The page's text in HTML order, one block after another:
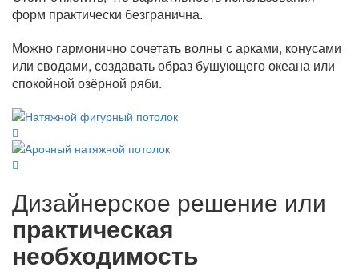
форм практически безгранична.
Можно гармонично сочетать волны с арками, конусами
или сводами, создавать образ бушующего океана или
спокойной озёрной ряби.
Дизайнерское решение или
практическая
необходимость